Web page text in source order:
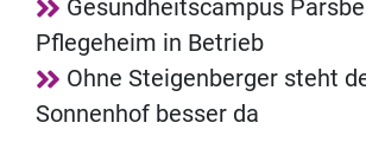
Gesundheitscampus
Pflegeheim in Betrieb
Ohne Steigenberger steht
Sonnenhof besser da